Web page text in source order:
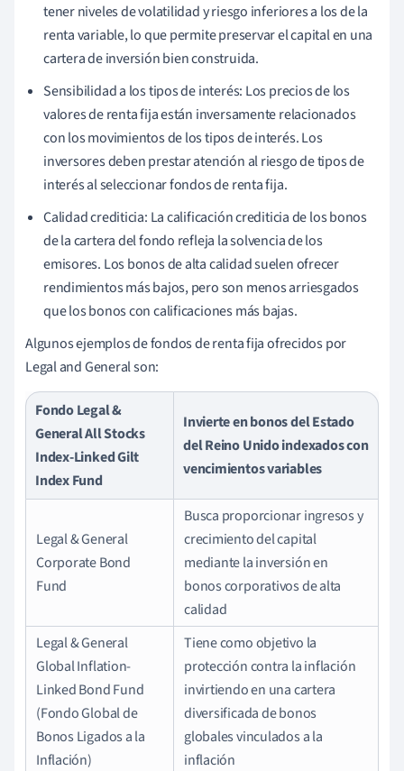
tener niveles de volatilidad y riesgo inferiores a los de la
renta variable, lo que permite preservar el capital en una
cartera de inversión bien construida.
Sensibilidad a los tipos de interés: Los precios de los
valores de renta fija están inversamente relacionados
con los movimientos de los tipos de interés. Los
inversores deben prestar atención al riesgo de tipos de
interés al seleccionar fondos de renta fija.
Calidad crediticia: La calificación crediticia de los bonos
de la cartera del fondo refleja la solvencia de los
emisores. Los bonos de alta calidad suelen ofrecer
rendimientos más bajos, pero son menos arriesgados
que los bonos con calificaciones más bajas.
Algunos ejemplos de fondos de renta fija ofrecidos por
Legal and General son:
Fondo Legal &
General All Stocks
Index-Linked Gilt
Index Fund
Invierte en bonos del Estado
del Reino Unido indexados con
vencimientos variables
Legal & General
Corporate Bond
Fund
Busca proporcionar ingresos y
crecimiento del capital
mediante la inversión en
bonos corporativos de alta
calidad
Legal & General
Global Inflation-
Linked Bond Fund
(Fondo Global de
Bonos Ligados a la
Inflación)
Tiene como objetivo la
protección contra la inflación
invirtiendo en una cartera
diversificada de bonos
globales vinculados a la
inflación